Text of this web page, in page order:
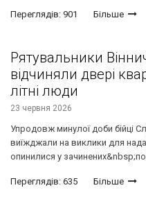
Переглядів: 901 Більше
Рятувальники
відчиняли двері
літні люди
23 червня 2026
Упродовж минулої доби бійці
виїжджали на виклики для
опинилися у
Переглядів: 635 Більше